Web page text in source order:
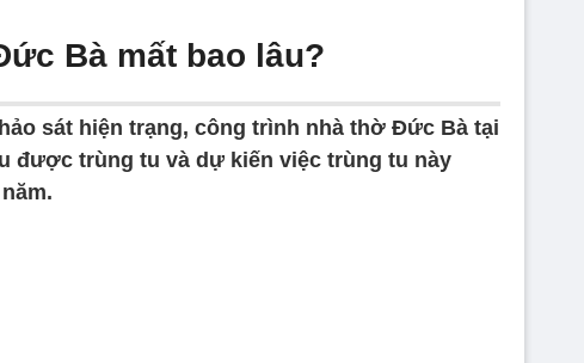
Bà mất bao lâu?
sát hiện trạng, công trình nhà thờ Đức Bà tại
được trùng tu và dự kiến việc trùng tu này